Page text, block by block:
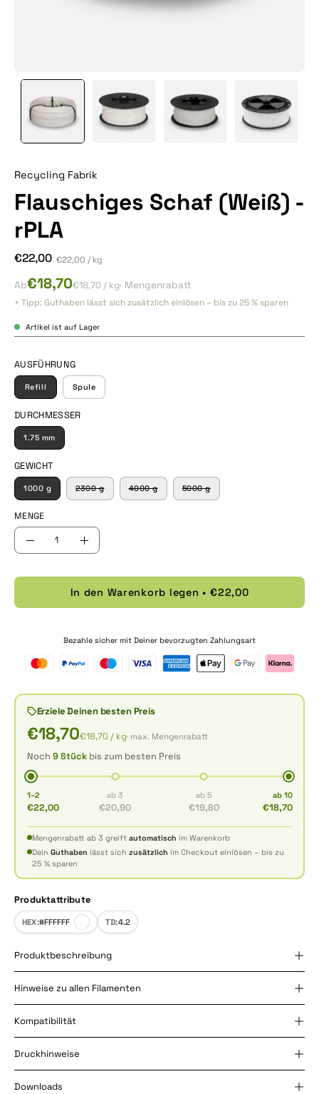
Recycling Fabrik
Flauschiges Schaf (Weiß) -
rPLA
€22,00 Stückpreis
€22,00 /pro
kg
Ab€18,70€18,70 / kg· Mengenrabatt
+ Tipp: Guthaben lässt sich zusätzlich einlösen – bis zu 25 % sparen
Artikel ist auf Lager
AUSFÜHRUNG
Refill Spule
DURCHMESSER
1.75 mm
GEWICHT
1000 g 2300 g 4000 g 5000 g
MENGE
Menge
Menge
In den Warenkorb legen
€22,00
Bezahle sicher mit Deiner bevorzugten Zahlungsart
Erziele Deinen besten Preis
€18,70€18,70/ kg· max. Mengenrabatt
Noch 9 Stückbis zum besten Preis
1–2
€22,00
ab 3
€20,90
ab 5
€19,80
ab 10
€18,70
Mengenrabatt ab 3 greift automatisch im Warenkorb
Dein Guthaben lässt sich zusätzlich im Checkout einlösen – bis zu
25 % sparen
Produktattribute
HEX:#FFFFFF TD:4.2
Produktbeschreibung
Hinweise zu allen Filamenten
Kompatibilität
Druckhinweise
Downloads